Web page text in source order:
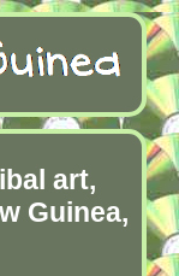
art,
Guinea,